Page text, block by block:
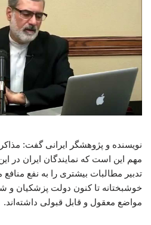
نویسنده و پژوهشگر ایرانی گفت:
مهم این است که نمایندگان ایران در
تدبیر مطالبات بیشتری را به نفع
خوشبختانه تا کنون دولت پزشکیان و
مواضع معقول و قابل قبولی داشته‌اند.